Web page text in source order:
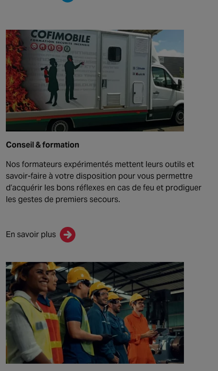
Conseil & formation
Nos formateurs expérimentés mettent leurs outils et
savoir-faire à votre disposition pour vous permettre
d’acquérir les bons réflexes en cas de feu et prodiguer
les gestes de premiers secours.
En savoir plus